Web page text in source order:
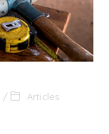
Articles